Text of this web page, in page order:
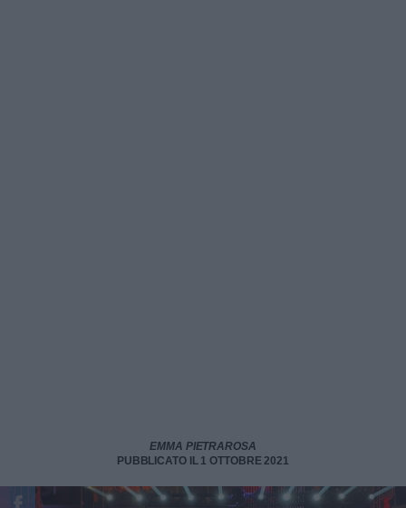
EMMA PIETRAROSA
PUBBLICATO IL 1 OTTOBRE 2021